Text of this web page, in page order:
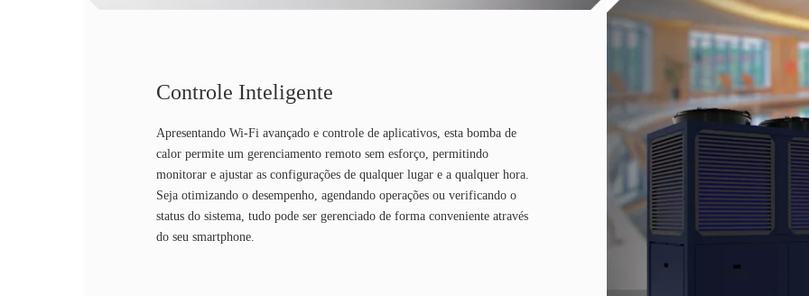
Controle Inteligente
Apresentando Wi-Fi avançado e controle de aplicativos, esta bomba de
calor permite um gerenciamento remoto sem esforço, permitindo
monitorar e ajustar as configurações de qualquer lugar e a qualquer hora.
Seja otimizando o desempenho, agendando operações ou verificando o
status do sistema, tudo pode ser gerenciado de forma conveniente através
do seu smartphone.